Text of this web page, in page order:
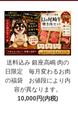
送料込み 銀座高嶋 肉の
日限定 毎月変わるお肉
の福袋 お値段により内
容が異なります。
10,000円(内税)